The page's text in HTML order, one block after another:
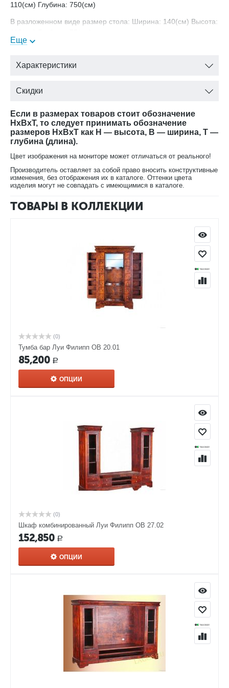
110(см) Глубина: 750(см)
В разложенном виде размер стола: Ширина: 140(см) Высота:
вишня;
орех;
белая эмаль.
В нашем интернет-магазине Вы можете купить Раскладной
обеденный стол Луи Филипп ОВ 15.01 в любой расцветке с
доставкой
Еще
Характеристики
Скидки
Если в размерах товаров стоит обозначение
HxBxT, то следует принимать обозначение
размеров HxBxT как H — высота, B — ширина, T —
глубина (длина).
Цвет изображения на мониторе может отличаться от реального!
Производитель оставляет за собой право вносить конструктивные
изменения, без отображения их в каталоге. Оттенки цвета
изделия могут не совпадать с имеющимися в каталоге.
ТОВАРЫ В КОЛЛЕКЦИИ
(0)
Тумба бар Луи Филипп ОВ 20.01
85,200 Р
ОПЦИИ
(0)
Шкаф комбинированный Луи Филипп ОВ 27.02
152,850 Р
ОПЦИИ